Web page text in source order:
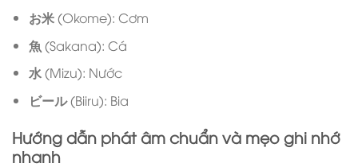
お米(Okome): Cơm
魚 (Sakana): Cá
水(Mizu): Nước
ビール(Biiru): Bia
Hướng dẫn phát âm chuẩn và mẹo ghi nhớ
nhanh